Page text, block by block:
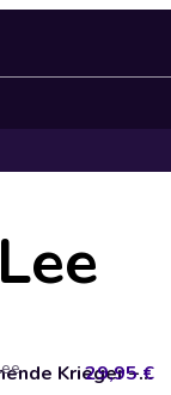
Der träumende Krieger – Die Legende vom Tränenvogel 2
29,95 €